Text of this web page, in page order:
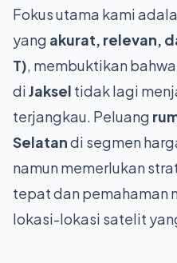
Fokus utama kami
yang akurat, relevan,
T), membuktikan
diJaksel tidak lagi
terjangkau. Peluang
Selatandi segmen
namun memerlukan
tepat dan pemahaman
lokasi-lokasi satelit